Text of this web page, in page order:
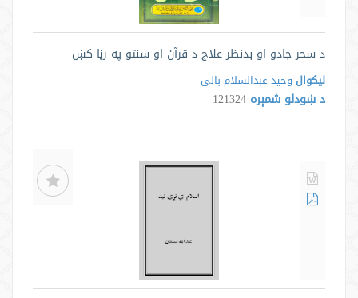
د سحر جادو او بدنظر علاج د قرآن او سنتو په رڼا کښ
لیکوالوحید عبدالسلام بالی
د ښودلو شمېره 121324